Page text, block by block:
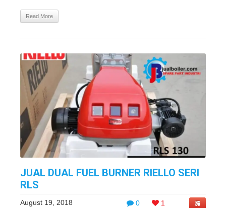
Read More
JUAL DUAL FUEL BURNER RIELLO SERI
RLS
0 1
August 19, 2018